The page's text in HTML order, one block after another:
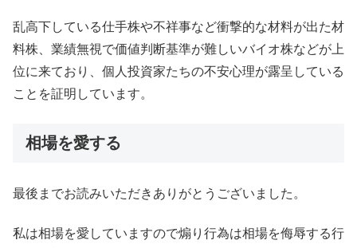
乱高下している仕手株や不祥事など衝撃的な材料が出た材
料株、業績無視で価値判断基準が難しいバイオ株などが上
位に来ており、個人投資家たちの不安心理が露呈している
ことを証明しています。
相場を愛する
最後までお読みいただきありがとうございました。
私は相場を愛していますので煽り行為は相場を侮辱する行